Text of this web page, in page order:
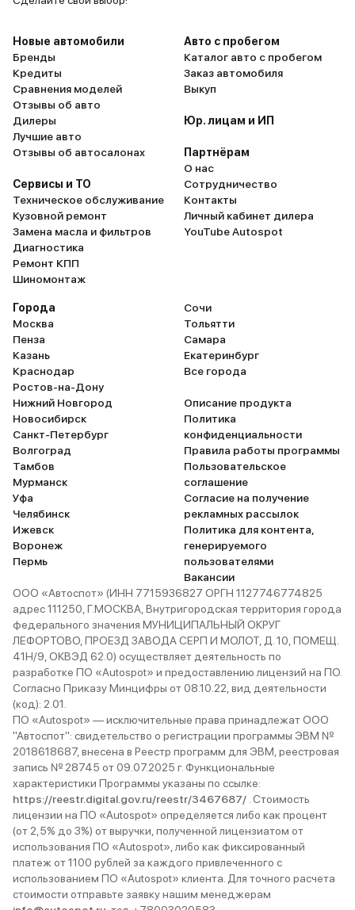
Новые автомобили
Бренды
Кредиты
Сравнения моделей
Отзывы об авто
Дилеры
Лучшие авто
Отзывы об автосалонах
Сервисы и ТО
Техническое обслуживание
Кузовной ремонт
Замена масла и фильтров
Диагностика
Ремонт КПП
Шиномонтаж
Авто с пробегом
Каталог авто с пробегом
Заказ автомобиля
Выкуп
Юр. лицам и ИП
Партнёрам
О нас
Сотрудничество
Контакты
Личный кабинет дилера
YouTube Autospot
Города
Москва
Пенза
Казань
Краснодар
Ростов-на-Дону
Нижний Новгород
Новосибирск
Санкт-Петербург
Волгоград
Тамбов
Мурманск
Уфа
Челябинск
Ижевск
Воронеж
Пермь
Сочи
Тольятти
Самара
Екатеринбург
Все города
Описание продукта
Политика
конфиденциальности
Правила работы программы
Пользовательское
соглашение
Согласие на получение
рекламных рассылок
Политика для контента,
генерируемого
пользователями
Вакансии
ООО «Автоспот» (ИНН 7715936827 ОРГН 1127746774825
адрес 111250, Г.МОСКВА, Внутригородская территория города
федерального значения МУНИЦИПАЛЬНЫЙ ОКРУГ
ЛЕФОРТОВО, ПРОЕЗД ЗАВОДА СЕРП И МОЛОТ, Д. 10, ПОМЕЩ.
41Н/9, ОКВЭД 62.0) осуществляет деятельность по
разработке ПО «Autospot» и предоставлению лицензий на ПО.
Согласно Приказу Минцифры от 08.10.22, вид деятельности
(код): 2.01.
ПО «Autospot» — исключительные права принадлежат ООО
"Автоспот": свидетельство о регистрации программы ЭВМ №
2018618687, внесена в Реестр программ для ЭВМ, реестровая
запись № 28745 от 09.07.2025 г. Функциональные
характеристики Программы указаны по ссылке:
https://reestr.digital.gov.ru/reestr/3467687/ . Стоимость
лицензии на ПО «Autospot» определяется либо как процент
(от 2,5% до 3%) от выручки, полученной лицензиатом от
использования ПО «Autospot», либо как фиксированный
платеж от 1100 рублей за каждого привлеченного с
использованием ПО «Autospot» клиента. Для точного расчета
стоимости отправьте заявку нашим менеджерам